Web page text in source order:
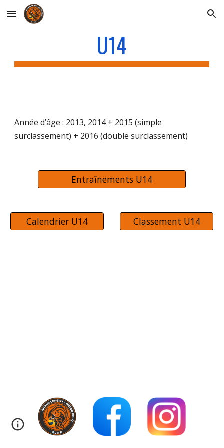
Skip to main content Skip to navigation
U14
Année d’âge : 2013, 2014+ 2015 (simple
surclassement) + 2016 (double surclassement)
Entraînements U14
Calendrier U14 Classement U14